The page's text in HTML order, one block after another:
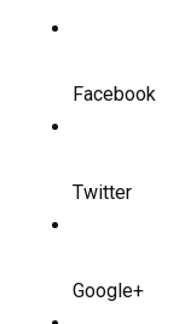
Facebook
Twitter
Google+